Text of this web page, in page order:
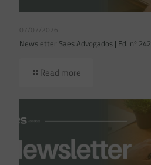
07/07/2026
Newsletter Saes Advogados | Ed. nº 242
Read more